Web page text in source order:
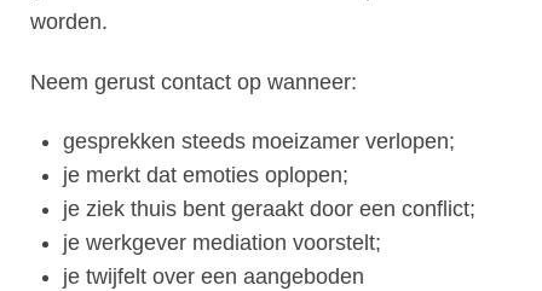
worden.
Neem gerust contact op wanneer:
gesprekken steeds moeizamer verlopen;
je merkt dat emoties oplopen;
je ziek thuis bent geraakt door een conflict;
je werkgever mediation voorstelt;
je twijfelt over een aangeboden